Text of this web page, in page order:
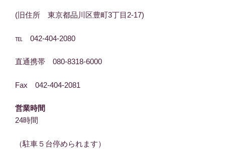
(旧住所 東京都品川区豊町3丁目2-17)
℡ 042-404-2080
直通携帯 080-8318-6000
Fax 042-404-2081
営業時間
24時間
（駐車５台停められます）